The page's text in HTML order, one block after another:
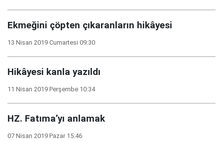
Ekmeğini çöpten çıkaranların hikâyesi
13 Nisan 2019 Cumartesi 09:30
Hikâyesi kanla yazıldı
11 Nisan 2019 Perşembe 10:34
HZ. Fatıma’yı anlamak
07 Nisan 2019 Pazar 15:46